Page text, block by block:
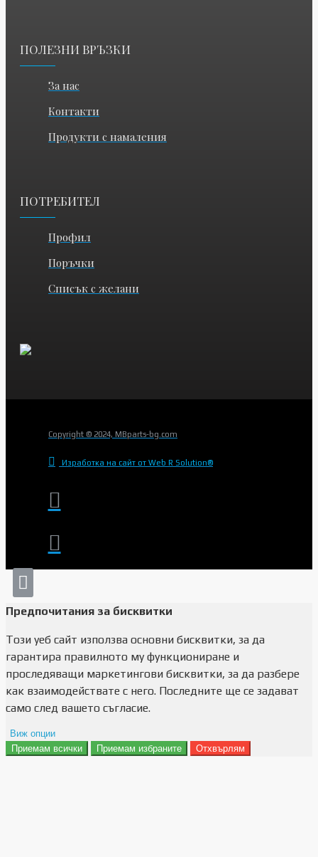
ПОЛЕЗНИ ВРЪЗКИ
За нас
Контакти
Продукти с намаления
ПОТРЕБИТЕЛ
Профил
Поръчки
Списък с желани
Copyright © 2024, MBparts-bg.com
Изработка на сайт от Web R Solution®
Предпочитания за бисквитки
Този уеб сайт използва основни бисквитки, за да
гарантира правилното му функциониране и
проследяващи маркетингови бисквитки, за да разбере
как взаимодействате с него. Последните ще се задават
само след вашето съгласие.
Виж опции
Препочитания за реклами
Приемам всички Приемам избраните Отхвърлям